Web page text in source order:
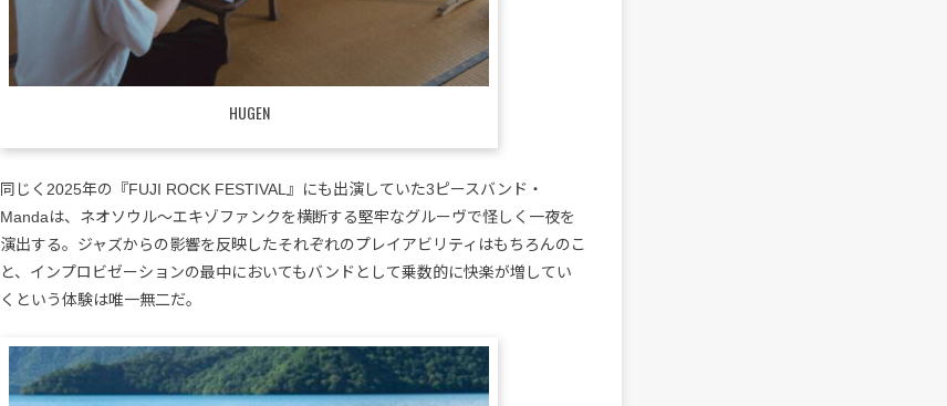
HUGEN
同じく2025年の『FUJI ROCK FESTIVAL』にも出演していた3ピースバンド・
Mandaは、ネオソウル〜エキゾファンクを横断する堅牢なグルーヴで怪しく一夜を
演出する。ジャズからの影響を反映したそれぞれのプレイアビリティはもちろんのこ
と、インプロビゼーションの最中においてもバンドとして乗数的に快楽が増してい
くという体験は唯一無二だ。